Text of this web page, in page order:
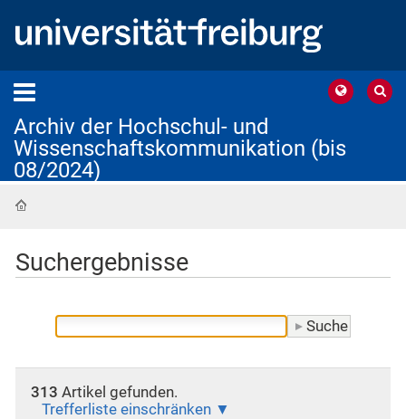
Archiv der Hochschul- und
Wissenschaftskommunikation (bis
08/2024)
Suchergebnisse
313 Artikel gefunden.
Trefferliste einschränken